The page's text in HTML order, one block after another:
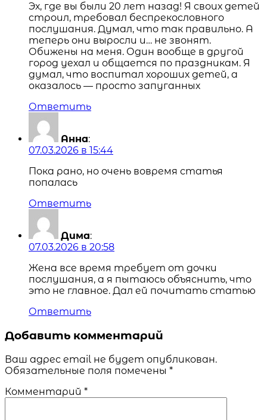
Эх, где вы были 20 лет назад! Я своих детей
строил, требовал беспрекословного
послушания. Думал, что так правильно. А
теперь они выросли и… не звонят.
Обижены на меня. Один вообще в другой
город уехал и общается по праздникам. Я
думал, что воспитал хороших детей, а
оказалось — просто запуганных
Ответить
Анна:
07.03.2026 в 15:44
Пока рано, но очень вовремя статья
попалась
Ответить
Дима:
07.03.2026 в 20:58
Жена все время требует от дочки
послушания, а я пытаюсь объяснить, что
это не главное. Дал ей почитать статью
Ответить
Добавить комментарий
Ваш адрес email не будет опубликован.
Обязательные поля помечены *
Комментарий *